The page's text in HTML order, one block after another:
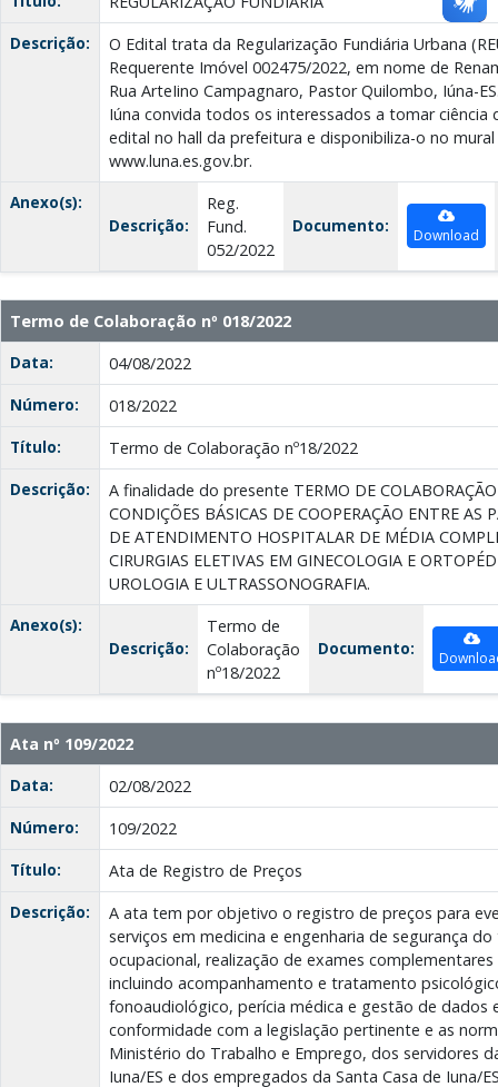
Descrição:
O Edital trata da Regularização Fundiária Urbana
Requerente Imóvel 002475/2022, em nome de
Rua ArteIino Campagnaro, Pastor Quilombo, Iúna-
Iúna convida todos os interessados a tomar
edital no hall da prefeitura e disponibiliza-o no
www.luna.es.gov.br.
Anexo(s):
Descrição:
Reg.
Fund.
052/2022
Documento: Download
Termo de Colaboração nº 018/2022
Data:
04/08/2022
Número:
018/2022
Título:
Termo de Colaboração nº18/2022
Descrição:
A finalidade do presente TERMO DE
CONDIÇÕES BÁSICAS DE COOPERAÇÃO ENTRE AS
DE ATENDIMENTO HOSPITALAR DE MÉDIA
CIRURGIAS ELETIVAS EM GINECOLOGIA E
UROLOGIA E ULTRASSONOGRAFIA.
Anexo(s):
Descrição:
Termo de
Colaboração
nº18/2022
Documento:
Ata nº 109/2022
Data:
02/08/2022
Número:
109/2022
Título:
Ata de Registro de Preços
Descrição:
A ata tem por objetivo o registro de preços para
serviços em medicina e engenharia de segurança
ocupacional, realização de exames
incluindo acompanhamento e tratamento
fonoaudiológico, perícia médica e gestão de dados
conformidade com a legislação pertinente e as
Ministério do Trabalho e Emprego, dos servidores
Iuna/ES e dos empregados da Santa Casa de Iuna/